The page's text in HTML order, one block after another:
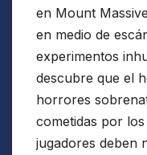
en Mount
en medio de
experimentos
descubre que el
horrores
cometidas por
jugadores deben